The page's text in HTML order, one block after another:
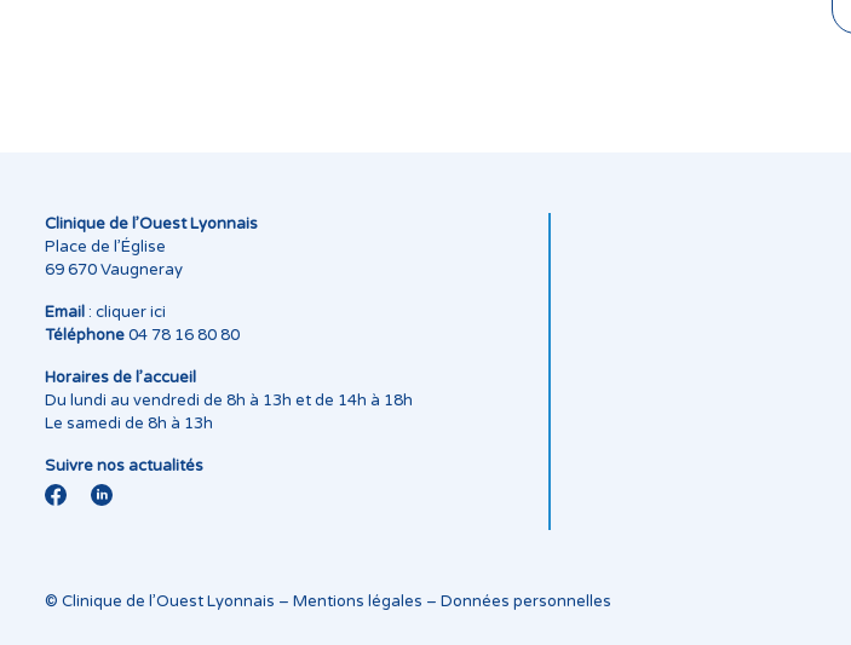
Clinique de l’Ouest Lyonnais
Place de l’Église
69 670 Vaugneray
Email : cliquer ici
Téléphone04 78 16 80 80
Horaires de l’accueil
Du lundi au vendredi de 8h à 13h et de 14h à 18h
Le samedi de 8h à 13h
Suivre nos actualités
© Clinique de l’Ouest Lyonnais – Mentions légales – Données personnelles